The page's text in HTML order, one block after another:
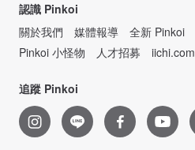
認識 Pinkoi
關於我們
媒體報導 全新 Pinkoi
Pinkoi 小怪物
人才招募 iichi.com
追蹤 Pinkoi